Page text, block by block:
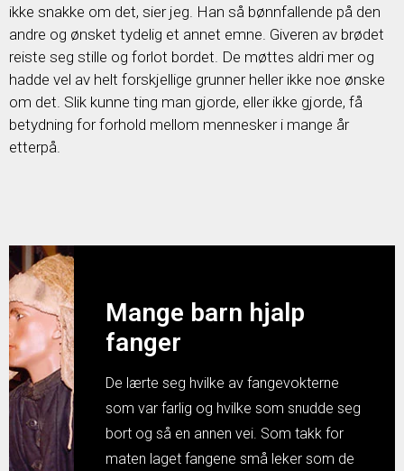
ikke snakke om det, sier jeg. Han så bønnfallende på den
andre og ønsket tydelig et annet emne. Giveren av brødet
reiste seg stille og forlot bordet. De møttes aldri mer og
hadde vel av helt forskjellige grunner heller ikke noe ønske
om det. Slik kunne ting man gjorde, eller ikke gjorde, få
betydning for forhold mellom mennesker i mange år
etterpå.
Mange barn hjalp
fanger
De lærte seg hvilke av fangevokterne
som var farlig og hvilke som snudde seg
bort og så en annen vei. Som takk for
maten laget fangene små leker som de